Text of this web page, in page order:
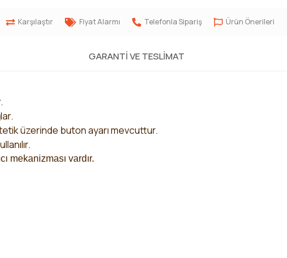
Karşılaştır Fiyat Alarmı Telefonla Sipariş Ürün Önerileri
GARANTI VE TESLIMAT
üzerinde buton ayarı mevcuttur.
mekanizması vardır.